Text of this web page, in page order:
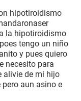
hipotiroidismo
la hipotiroidismo
tengo un niño
y pues quiero
necesito para
alivie de mi hijo
aun asino e